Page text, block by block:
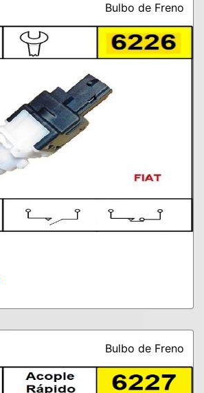
Bulbo de Freno
Bulbo de Freno